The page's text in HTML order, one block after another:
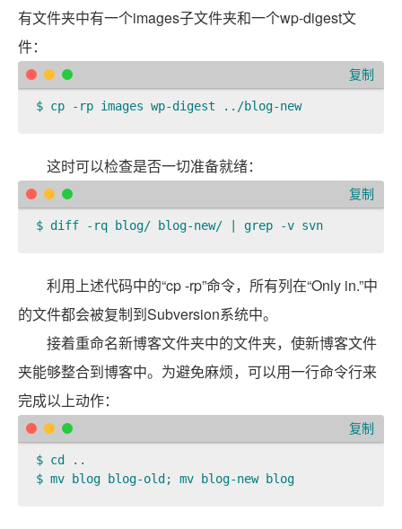
有文件夹中有一个images子文件夹和一个wp-digest文
件：
$ cp -rp images wp-digest ../blog-new
复制
这时可以检查是否一切准备就绪：
$ diff -rq blog/ blog-new/ | grep -v svn
复制
利用上述代码中的“cp -rp”命令，所有列在“Only in.”中
的文件都会被复制到Subversion系统中。
接着重命名新博客文件夹中的文件夹，使新博客文件
夹能够整合到博客中。为避免麻烦，可以用一行命令行来
完成以上动作：
$ cd ..
$ mv blog blog-old; mv blog-new blog
复制